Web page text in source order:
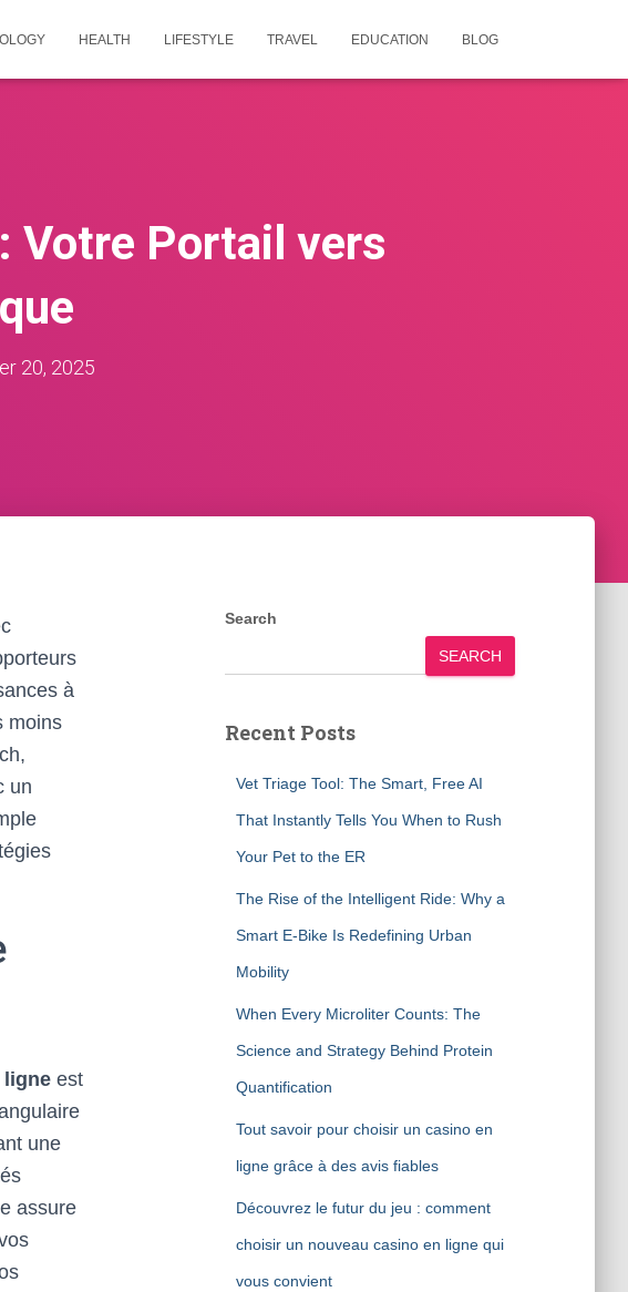
HEALTH LIFESTYLE TRAVEL EDUCATION BLOG
Votre Portail vers
20, 2025
à
moins
un
ligne est
une
assure
Search
SEARCH
Recent Posts
Vet Triage Tool: The Smart, Free AI
That Instantly Tells You When to Rush
Your Pet to the ER
The Rise of the Intelligent Ride: Why a
Smart E-Bike Is Redefining Urban
Mobility
When Every Microliter Counts: The
Science and Strategy Behind Protein
Quantification
Tout savoir pour choisir un casino en
ligne grâce à des avis fiables
Découvrez le futur du jeu : comment
choisir un nouveau casino en ligne qui
vous convient